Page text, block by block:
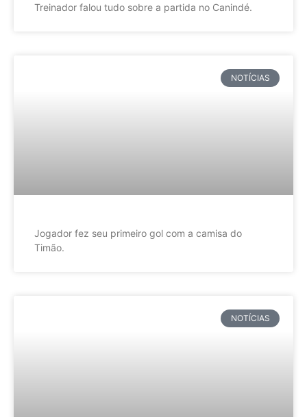
Treinador falou tudo sobre a partida no Canindé.
NOTÍCIAS
Jogador fez seu primeiro gol com a camisa do
Timão.
NOTÍCIAS